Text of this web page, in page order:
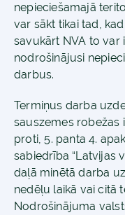
nepieciešamajā
var sākt tikai tad,
savukārt NVA to var
nodrošinājusi
darbus.
Termiņus darba
sauszemes robežas
proti, 5. panta 4.
sabiedrība “Latvijas
daļā minētā darba
nedēļu laikā vai citā
Nodrošinājuma